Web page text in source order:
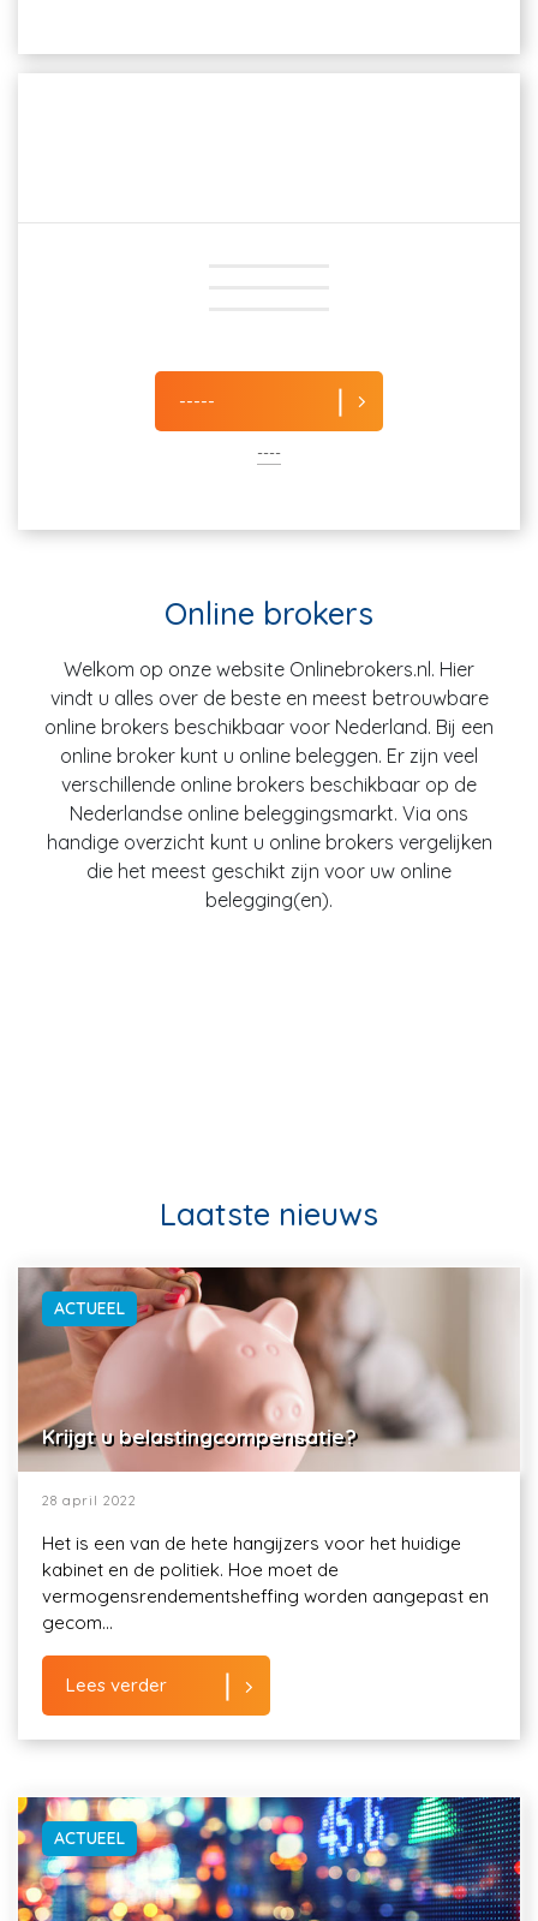
-----
----
Online brokers
Welkom op onze website Onlinebrokers.nl. Hier
vindt u alles over de beste en meest betrouwbare
online brokers beschikbaar voor Nederland. Bij een
online broker kunt u online beleggen. Er zijn veel
verschillende online brokers beschikbaar op de
Nederlandse online beleggingsmarkt. Via ons
handige overzicht kunt u online brokers vergelijken
die het meest geschikt zijn voor uw online
belegging(en).
Laatste nieuws
ACTUEEL
Krijgt u belastingcompensatie?
28 april 2022
Het is een van de hete hangijzers voor het huidige
kabinet en de politiek. Hoe moet de
vermogensrendementsheffing worden aangepast en
gecom...
Lees verder
ACTUEEL